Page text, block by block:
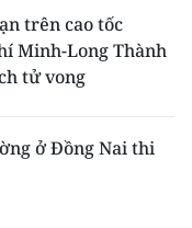
trên cao tốc
Minh-Long Thành
tử vong
ở Đồng Nai thi